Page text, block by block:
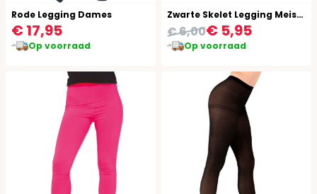
Rode Legging Dames
€ 17,95
Op voorraad
Zwarte Skelet Legging Meisjes
€ 5,95
€ 6,00
Op voorraad